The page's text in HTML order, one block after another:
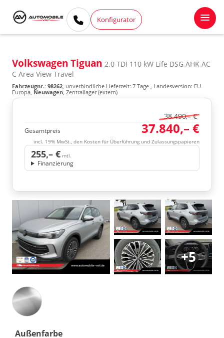
Konfigurator
Volkswagen Tiguan 2.0 TDI 110 kW Life DSG AHK AC
C Area View Travel
Fahrzeugnr.: 98262, unverbindliche Lieferzeit: 7 Tage , Landesversion: EU -
Europa, Neuwagen, Zentrallager (extern)
38.490,– €
Gesamtpreis 37.840,– €
incl. 19% MwSt., den Kosten für Überführung und Zulassungspapieren
255,– € mtl.
Finanzierung
+5
Außenfarbe